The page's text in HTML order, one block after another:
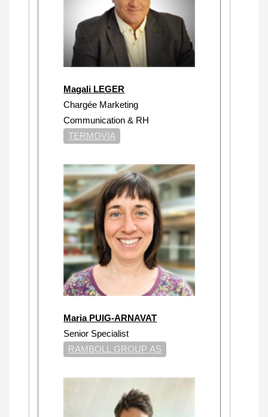
Magali LEGER
Chargée Marketing
Communication & RH
TERMOVIA
Maria PUIG-ARNAVAT
Senior Specialist
RAMBOLL GROUP AS